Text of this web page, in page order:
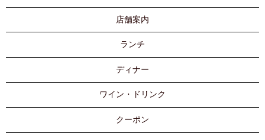
店舗案内
ランチ
ディナー
ワイン・ドリンク
クーポン